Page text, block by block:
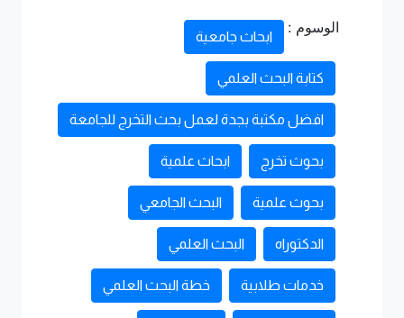
الوسوم :
ابحاث جامعية
كتابة البحث العلمي
افضل مكتبة بجدة لعمل بحث التخرج للجامعة
بحوث تخرج ابحاث علمية
بحوث علمية البحث الجامعي
الدكتوراه البحث العلمي
خدمات طلابية خطة البحث العلمي